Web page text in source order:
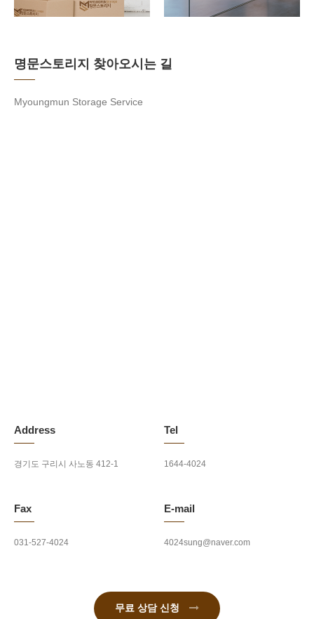
명문스토리지 찾아오시는 길
Myoungmun Storage Service
Address
경기도 구리시 사노동 412-1
Tel
1644-4024
Fax
031-527-4024
E-mail
4024sung@naver.com
무료 상담 신청